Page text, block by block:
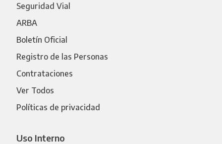
Seguridad Vial
ARBA
Boletín Oficial
Registro de las Personas
Contrataciones
Ver Todos
Políticas de privacidad
Uso Interno